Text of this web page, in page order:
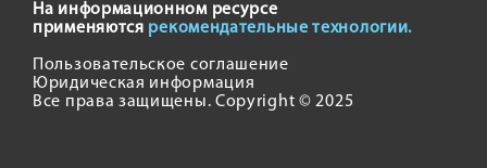
На информационном ресурсе
применяются рекомендательные технологии.
Пользовательское соглашение
Юридическая информация
Все права защищены. Copyright © 2025